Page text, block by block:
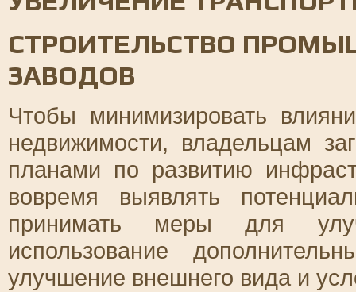
СТРОИТЕЛЬСТВО
ЗАВОДОВ
Чтобы минимизировать
недвижимости, владельцам
планами по развитию
вовремя выявлять
принимать меры для
использование
улучшение внешнего вида и